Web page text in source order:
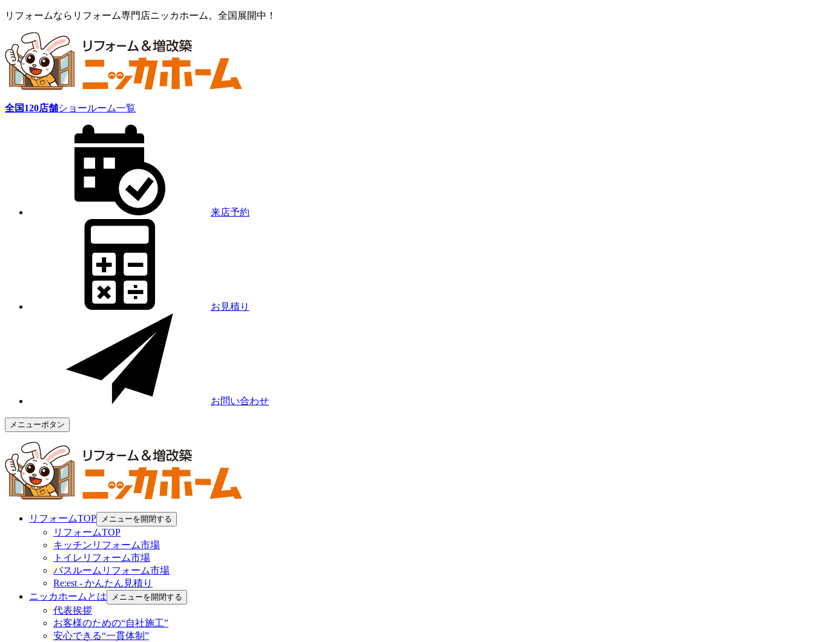
リフォームならリフォーム専門店ニッカホーム。全国展開中！
全国120店舗ショールーム一覧
来店予約
お見積り
お問い合わせ
メニューボタン
リフォームTOP メニューを開閉する
リフォームTOP
キッチンリフォーム市場
トイレリフォーム市場
バスルームリフォーム市場
Re:est - かんたん見積り
ニッカホームとは
メニューを開閉する
代表挨拶
お客様のための“自社施工”
安心できる“一貫体制”